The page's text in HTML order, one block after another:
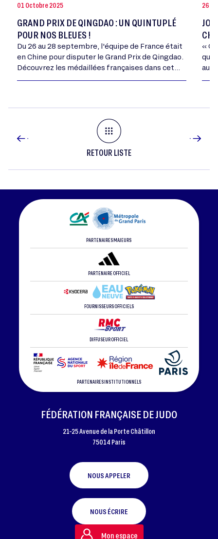
01 Octobre 2025
GRAND PRIX DE QINGDAO : UN QUINTUPLÉ
POUR NOS BLEUES !
Du 26 au 28 septembre, l'équipe de France était
en Chine pour disputer le Grand Prix de Qingdao.
Découvrez les médaillées françaises dans cet
26
«
qui
RETOUR LISTE
PARTENAIRES MAJEURS
PARTENAIRE OFFICIEL
FOURNISSEURS OFFICIELS
DIFFUSEUR OFFICIEL
PARTENAIRES INSTITUTIONNELS
FÉDÉRATION FRANÇAISE DE JUDO
21-25 Avenue de la Porte Châtillon
75014 Paris
NOUS APPELER
NOUS ÉCRIRE
Mon espace